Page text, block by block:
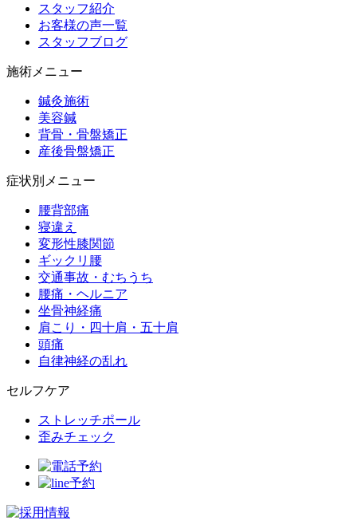
スタッフ紹介
お客様の声一覧
スタッフブログ
施術メニュー
鍼灸施術
美容鍼
背骨・骨盤矯正
産後骨盤矯正
症状別メニュー
腰背部痛
寝違え
変形性膝関節
ギックリ腰
交通事故・むちうち
腰痛・ヘルニア
坐骨神経痛
肩こり・四十肩・五十肩
頭痛
自律神経の乱れ
セルフケア
ストレッチポール
歪みチェック